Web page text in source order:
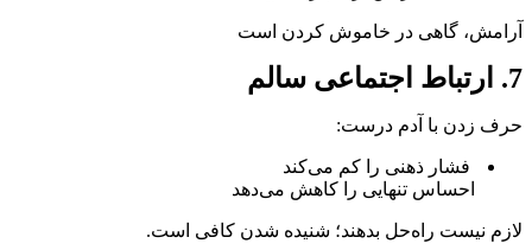
آرامش، گاهی در خاموش کردن است
7. ارتباط اجتماعی سالم
حرف زدن با آدم درست:
فشار ذهنی را کم می‌کند
احساس تنهایی را کاهش می‌دهد
لازم نیست راه‌حل بدهند؛ شنیده شدن کافی است.